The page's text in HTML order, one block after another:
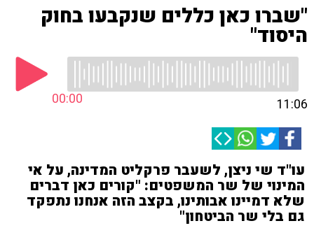
"שברו כאן כללים שנקבעו בחוק
היסוד"
00:00 11:06
עו"ד שי ניצן, לשעבר פרקליט המדינה, על אי
המינוי של שר המשפטים: "קורים כאן דברים
שלא דמיינו אבותינו, בקצב הזה אנחנו נתפקד
גם בלי שר הביטחון"